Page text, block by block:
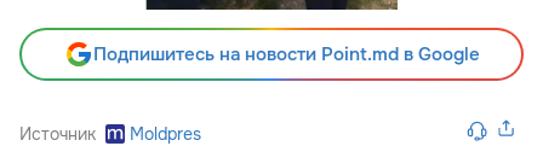
Подпишитесь на новости Point.md в Google
Источник Moldpres